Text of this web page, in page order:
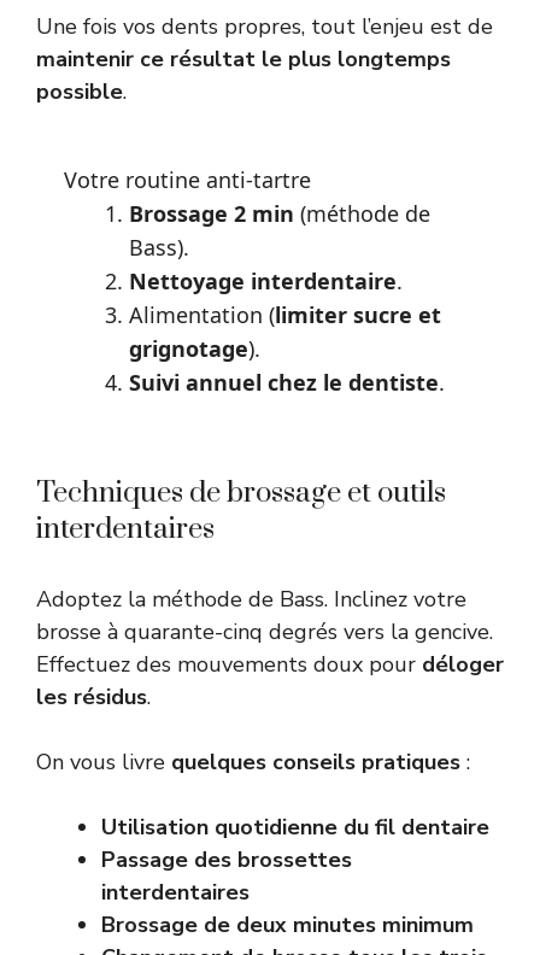
Une fois vos dents propres, tout l’enjeu est de
maintenir ce résultat le plus longtemps
possible.
Votre routine anti-tartre
Brossage 2 min (méthode de
Bass).
Nettoyage interdentaire.
Alimentation (limiter sucre et
grignotage).
Suivi annuel chez le dentiste.
Techniques de brossage et outils
interdentaires
Adoptez la méthode de Bass. Inclinez votre
brosse à quarante-cinq degrés vers la gencive.
Effectuez des mouvements doux pour déloger
les résidus.
On vous livre quelques conseils pratiques :
Utilisation quotidienne du fil dentaire
Passage des brossettes
interdentaires
Brossage de deux minutes minimum